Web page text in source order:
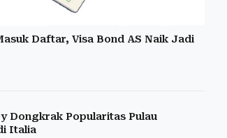
Daftar, Visa Bond AS Naik Jadi
Dongkrak Popularitas Pulau
Italia